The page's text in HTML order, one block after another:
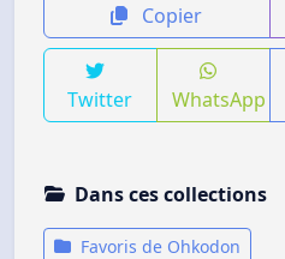
Copier
Twitter WhatsApp
Dans ces collections
Favoris de Ohkodon